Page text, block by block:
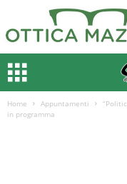
Home Appuntamenti
in programma